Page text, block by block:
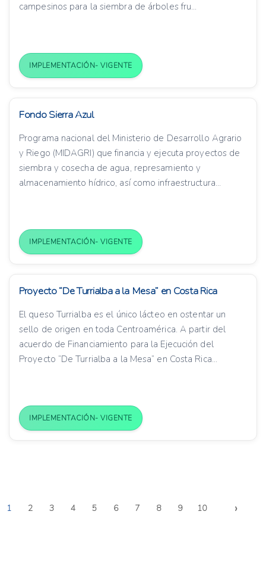
campesinos para la siembra de árboles fru...
IMPLEMENTACIÓN- VIGENTE
Fondo Sierra Azul
Programa nacional del Ministerio de Desarrollo Agrario
y Riego (MIDAGRI) que financia y ejecuta proyectos de
siembra y cosecha de agua, represamiento y
almacenamiento hídrico, así como infraestructura...
IMPLEMENTACIÓN- VIGENTE
Proyecto “De Turrialba a la Mesa” en Costa Rica
El queso Turrialba es el único lácteo en ostentar un
sello de origen en toda Centroamérica. A partir del
acuerdo de Financiamiento para la Ejecución del
Proyecto “De Turrialba a la Mesa” en Costa Rica...
IMPLEMENTACIÓN- VIGENTE
1 2 3 4 5 6 7 8 9 10 ›